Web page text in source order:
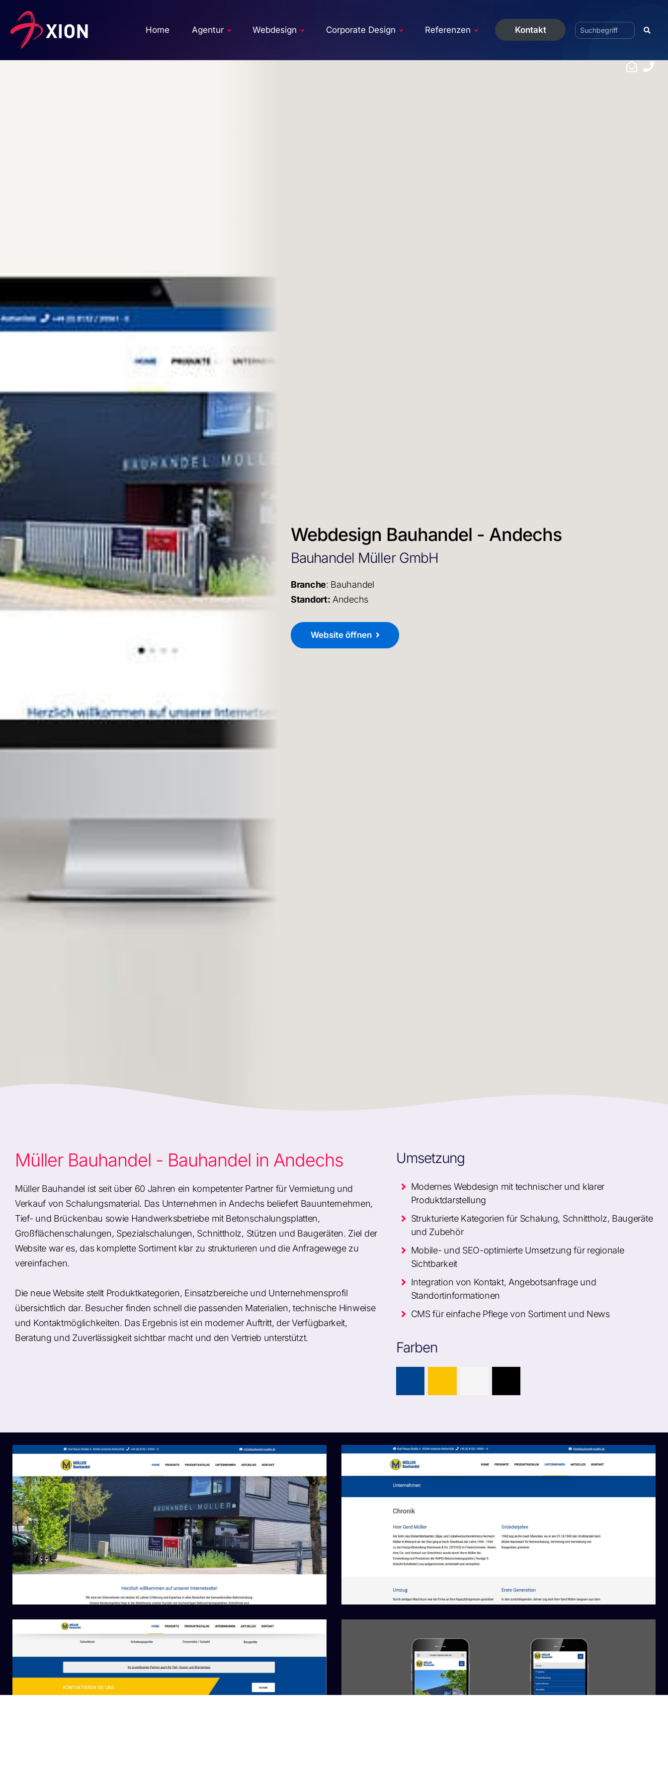
Home Agentur Webdesign Corporate Design Referenzen Kontakt
Webdesign Bauhandel - Andechs
Bauhandel Müller GmbH
Branche: Bauhandel
Standort: Andechs
Website öffnen
Müller Bauhandel - Bauhandel in Andechs
Müller Bauhandel ist seit über 60 Jahren ein kompetenter Partner für Vermietung und
Verkauf von Schalungsmaterial. Das Unternehmen in Andechs beliefert Bauunternehmen,
Tief- und Brückenbau sowie Handwerksbetriebe mit Betonschalungsplatten,
Großflächenschalungen, Spezialschalungen, Schnittholz, Stützen und Baugeräten. Ziel der
Website war es, das komplette Sortiment klar zu strukturieren und die Anfragewege zu
vereinfachen.
Die neue Website stellt Produktkategorien, Einsatzbereiche und Unternehmensprofil
übersichtlich dar. Besucher finden schnell die passenden Materialien, technische Hinweise
und Kontaktmöglichkeiten. Das Ergebnis ist ein moderner Auftritt, der Verfügbarkeit,
Beratung und Zuverlässigkeit sichtbar macht und den Vertrieb unterstützt.
Umsetzung
Modernes Webdesign mit technischer und klarer
Produktdarstellung
Strukturierte Kategorien für Schalung, Schnittholz, Baugeräte
und Zubehör
Mobile- und SEO-optimierte Umsetzung für regionale
Sichtbarkeit
Integration von Kontakt, Angebotsanfrage und
Standortinformationen
CMS für einfache Pflege von Sortiment und News
Farben